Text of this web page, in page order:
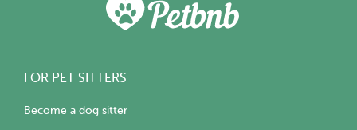
FOR PET SITTERS
Become a dog sitter